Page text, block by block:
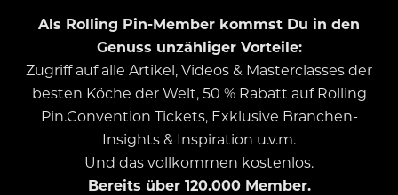
Als Rolling Pin-Member kommst Du in den
Genuss unzähliger Vorteile:
Zugriff auf alle Artikel, Videos & Masterclasses der
besten Köche der Welt, 50 % Rabatt auf Rolling
Pin.Convention Tickets, Exklusive Branchen-
Insights & Inspiration u.v.m.
Und das vollkommen kostenlos.
Bereits über 120.000 Member.